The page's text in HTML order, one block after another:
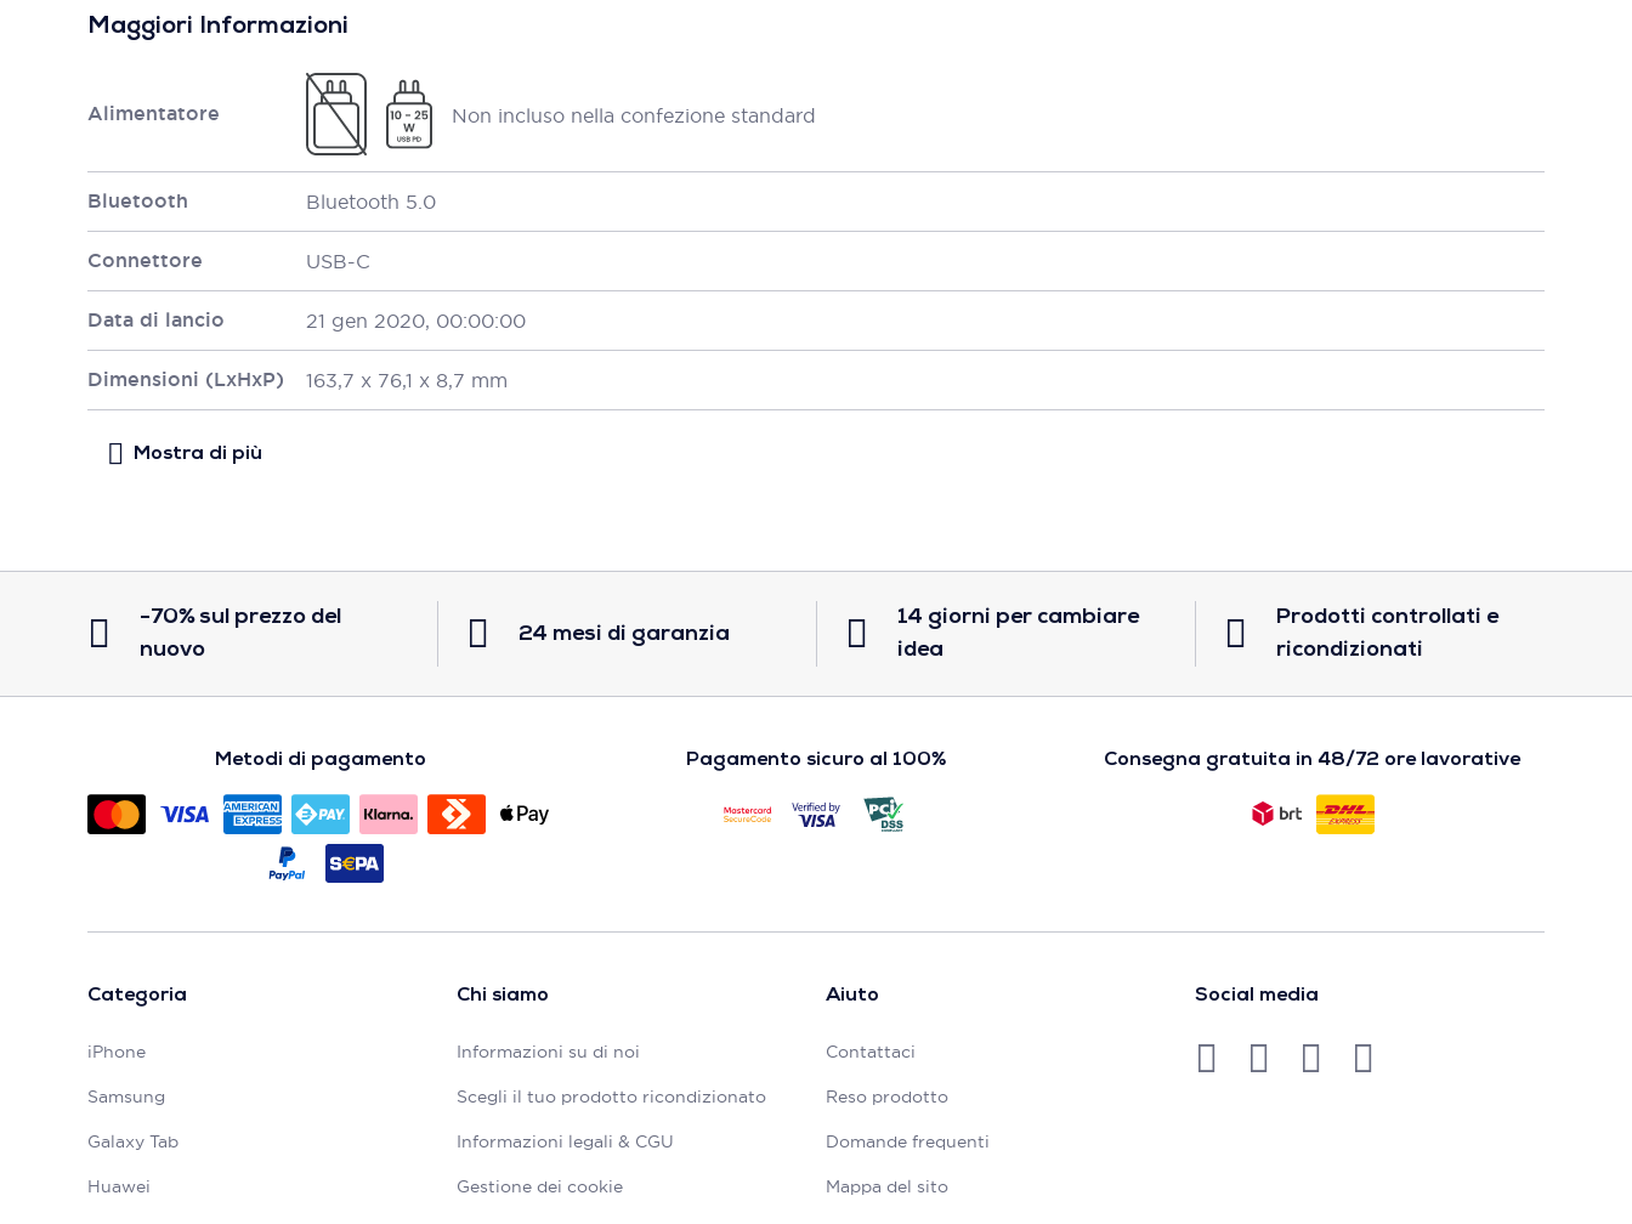
Maggiori Informazioni
Alimentatore Non incluso nella confezione standard
Bluetooth Bluetooth 5.0
Connettore USB-C
Data di lancio 21 gen 2020, 00:00:00
Dimensioni (LxHxP) 163,7 x 76,1 x 8,7 mm
-70% sul prezzo del
nuovo
24 mesi di garanzia
14 giorni per cambiare
idea
Prodotti controllati e
ricondizionati
Metodi di pagamento Pagamento sicuro al 100% Consegna gratuita in 48/72 ore lavorative
Categoria
iPhone
Samsung
Galaxy Tab
Huawei
Chi siamo
Informazioni su di noi
Scegli il tuo prodotto ricondizionato
Informazioni legali & CGU
Gestione dei cookie
Aiuto
Contattaci
Reso prodotto
Domande frequenti
Mappa del sito
Social media